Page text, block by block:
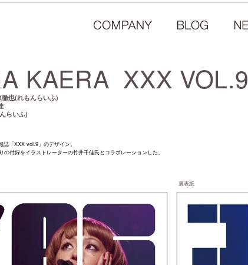
誌「XXX vol.9」のデザイン。
の付録をイラストレーターの竹井千佳氏とコラボレーションした。
KAERA XXX VOL.9
徹也(れもんらいふ)
らいふ)
裏表紙